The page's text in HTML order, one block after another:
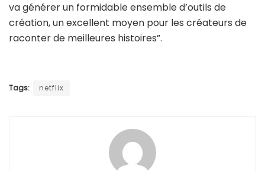
va générer un formidable ensemble d’outils de
création, un excellent moyen pour les créateurs de
raconter de meilleures histoires”.
Tags: netflix